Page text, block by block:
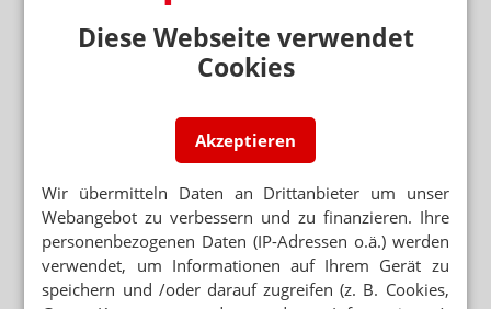
Diese Webseite verwendet
Cookies
Akzeptieren
Wir übermitteln Daten an Drittanbieter um unser
Webangebot zu verbessern und zu finanzieren. Ihre
personenbezogenen Daten (IP-Adressen o.ä.) werden
verwendet, um Informationen auf Ihrem Gerät zu
speichern und /oder darauf zugreifen (z. B. Cookies,
Cannabis auf BtM-Rezept: Keine Retax von
DGUV
AMVV STATT BTMVV
G-BA-BESCHLUSS
Cannabis: Genehmigungspflicht entfällt auch
für Hausärzte
MEHRFACHENTNAHME UND HALTBARKEIT
Retaxgefahr Dronabinoltropfen: Welche
Packungsgröße bestellen?